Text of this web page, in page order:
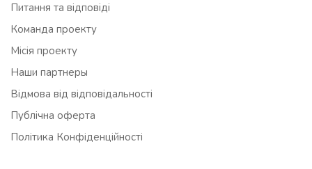
Питання та відповіді
Команда проекту
Місія проекту
Наши партнеры
Відмова від відповідальності
Публічна оферта
Політика Конфіденційності